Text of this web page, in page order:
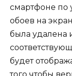
смартфоне по
обоев на
была удалена
будет